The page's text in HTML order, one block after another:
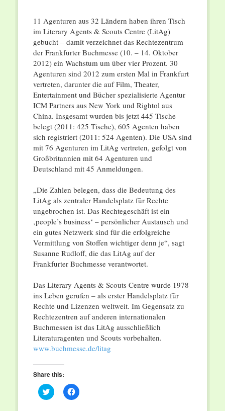
11 Agenturen aus 32 Ländern haben ihren Tisch
im Literary Agents & Scouts Centre (LitAg)
gebucht – damit verzeichnet das Rechtezentrum
der Frankfurter Buchmesse (10. – 14. Oktober
2012) ein Wachstum um über vier Prozent. 30
Agenturen sind 2012 zum ersten Mal in Frankfurt
vertreten, darunter die auf Film, Theater,
Entertainment und Bücher spezialisierte Agentur
ICM Partners aus New York und Rightol aus
China. Insgesamt wurden bis jetzt 445 Tische
belegt (2011: 425 Tische), 605 Agenten haben
sich registriert (2011: 524 Agenten). Die USA sind
mit 76 Agenturen im LitAg vertreten, gefolgt von
Großbritannien mit 64 Agenturen und
Deutschland mit 45 Anmeldungen.
„Die Zahlen belegen, dass die Bedeutung des
LitAg als zentraler Handelsplatz für Rechte
ungebrochen ist. Das Rechtegeschäft ist ein
‚people’s business‘ – persönlicher Austausch und
ein gutes Netzwerk sind für die erfolgreiche
Vermittlung von Stoffen wichtiger denn je“, sagt
Susanne Rudloff, die das LitAg auf der
Frankfurter Buchmesse verantwortet.
Das Literary Agents & Scouts Centre wurde 1978
ins Leben gerufen – als erster Handelsplatz für
Rechte und Lizenzen weltweit. Im Gegensatz zu
Rechtezentren auf anderen internationalen
Buchmessen ist das LitAg ausschließlich
Literaturagenten und Scouts vorbehalten.
www.buchmesse.de/litag
Share this:
Click
to
Click
to